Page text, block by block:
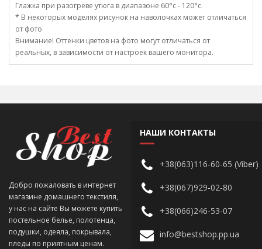
Глажка при разогреве утюга в диапазоне 60°c - 120°c.
* В некоторых моделях рисунок на наволочках может отличаться
от фото
Внимание! Оттенки цветов на фото могут отличаться от
реальных, в зависимости от настроек вашего монитора.
Добро пожаловать в интернет
магазине домашнего текстиля,
у нас на сайте Вы можете купить
постельное белье, полотенца,
подушки, одеяла, покрывала,
пледы по приятным ценам.
НАШИ КОНТАКТЫ
+38(063)116-60-65 (Viber)
+38(067)929-02-80
+38(066)246-53-07
info@bestshop.pp.ua